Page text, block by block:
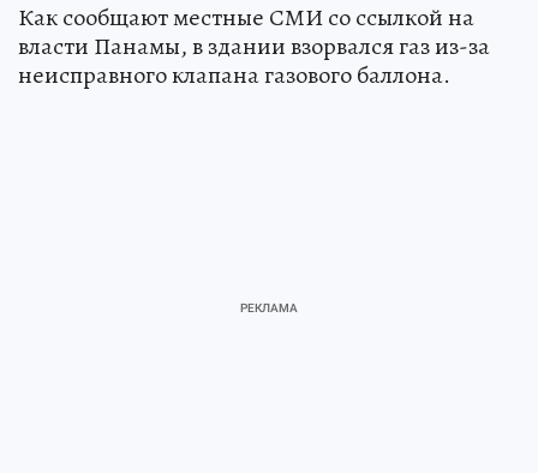
Как сообщают местные СМИ со ссылкой на
власти Панамы, в здании взорвался газ из-за
неисправного клапана газового баллона.